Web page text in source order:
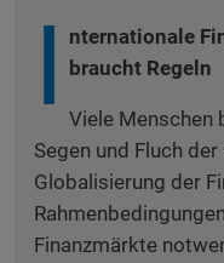
I
nternationale
braucht Regeln
Viele Menschen
Segen und Fluch
Globalisierung der
Finanzmärkte